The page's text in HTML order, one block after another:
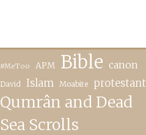
#MeToo APM Bible canon
David Islam Moabite protestant
Qumrân and Dead
Sea Scrolls